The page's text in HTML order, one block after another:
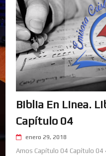
Biblia En Linea.
Capítulo 04
enero 29, 2018
Amos Capítulo 04 Capítulo 04